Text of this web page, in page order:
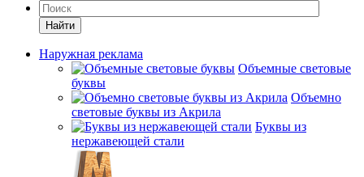
Найти
Наружная реклама
Объемные световые
буквы
Объемно
световые буквы из Акрила
Буквы из
нержавеющей стали